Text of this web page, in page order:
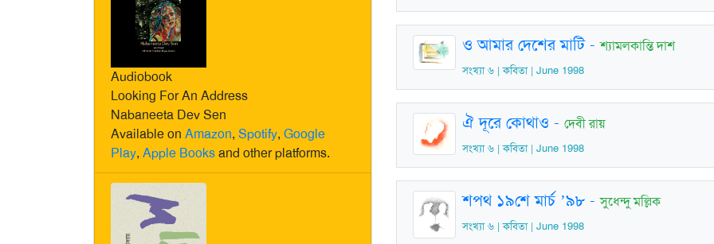
Audiobook
Looking For An Address
Nabaneeta Dev Sen
Available on Amazon, Spotify, Google
Play, Apple Booksand other platforms.
ও আমার দেশের মাটি-শ্যামলকান্তি দাশ
সংখ্যা ৬ | কবিতা | June 1998
ঐ দূরে কোথাও - দেবী রায়
সংখ্যা ৬ | কবিতা | June 1998
শপথ ১৯শে মার্চ ’৯৮ -সুধেন্দু মল্লিক
সংখ্যা ৬ | কবিতা | June 1998